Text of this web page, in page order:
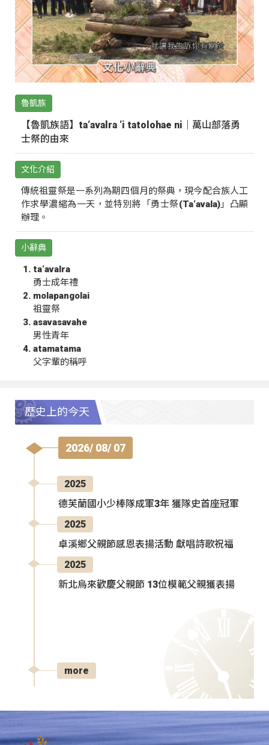
魯凱族
【魯凱族語】ta‘avalra ‘i tatolohae ni｜萬山部落勇
士祭的由來
文化介紹
傳統祖靈祭是一系列為期四個月的祭典，現今配合族人工
作求學濃縮為一天，並特別將「勇士祭(Ta‘avala)」凸顯
辦理。
小辭典
ta‘avalra
勇士成年禮
molapangolai
祖靈祭
asavasavahe
男性青年
atamatama
父字輩的稱呼
歷史上的今天
2026/ 08/ 07
2025
德芙蘭國小少棒隊成軍3年 獲隊史首座冠軍
2025
卓溪鄉父親節感恩表揚活動 獻唱詩歌祝福
2025
新北烏來歡慶父親節 13位模範父親獲表揚
more